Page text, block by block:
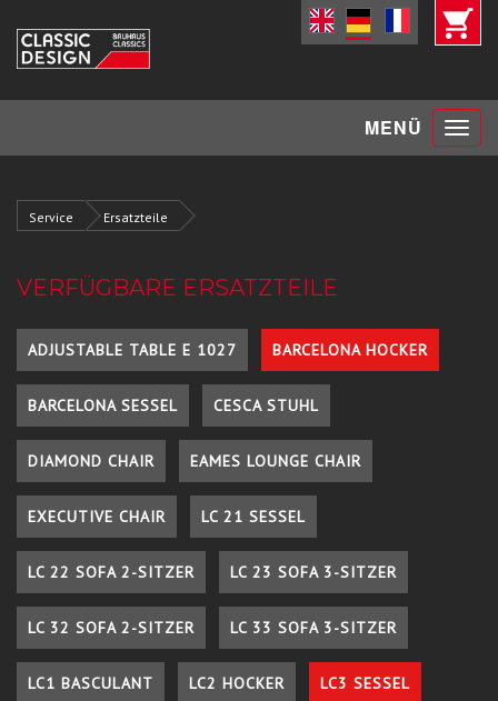
MENÜ Toggle
Service Ersatzteile
VERFÜGBARE ERSATZTEILE
ADJUSTABLE TABLE E 1027 BARCELONA HOCKER
BARCELONA SESSEL CESCA STUHL
DIAMOND CHAIR EAMES LOUNGE CHAIR
EXECUTIVE CHAIR LC 21 SESSEL
LC 22 SOFA 2-SITZER LC 23 SOFA 3-SITZER
LC 32 SOFA 2-SITZER LC 33 SOFA 3-SITZER
LC1 BASCULANT LC2 HOCKER LC3 SESSEL